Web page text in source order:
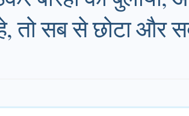
तो सब से छोटा